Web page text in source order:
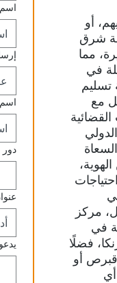
أو
شرق
مما
في
تسليم
مع
في الولايات المتحدة أو قبرص. يحل مكتب Uget.Today الدولي
مركز
في
فضلًا
قبرص أو
دور